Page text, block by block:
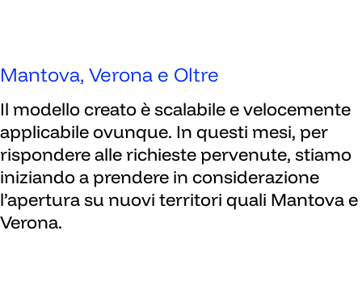
Mantova, Verona e Oltre
Il modello creato è scalabile e velocemente
applicabile ovunque. In questi mesi, per
rispondere alle richieste pervenute, stiamo
iniziando a prendere in considerazione
l’apertura su nuovi territori quali Mantova e
Verona.